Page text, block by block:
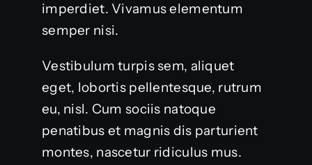
imperdiet. Vivamus elementum
semper nisi.
Vestibulum turpis sem, aliquet
eget, lobortis pellentesque, rutrum
eu, nisl. Cum sociis natoque
penatibus et magnis dis parturient
montes, nascetur ridiculus mus.